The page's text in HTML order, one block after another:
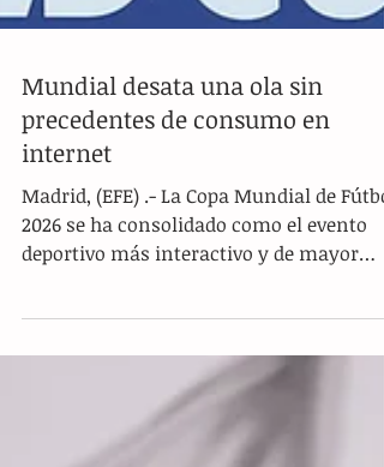
Mundial desata una ola sin
precedentes de consumo en
internet
deportivo más interactivo y de mayor
impacto digital en la historia de internet,
tras registrar audiencias récord que
superaron los 200 mil millones de